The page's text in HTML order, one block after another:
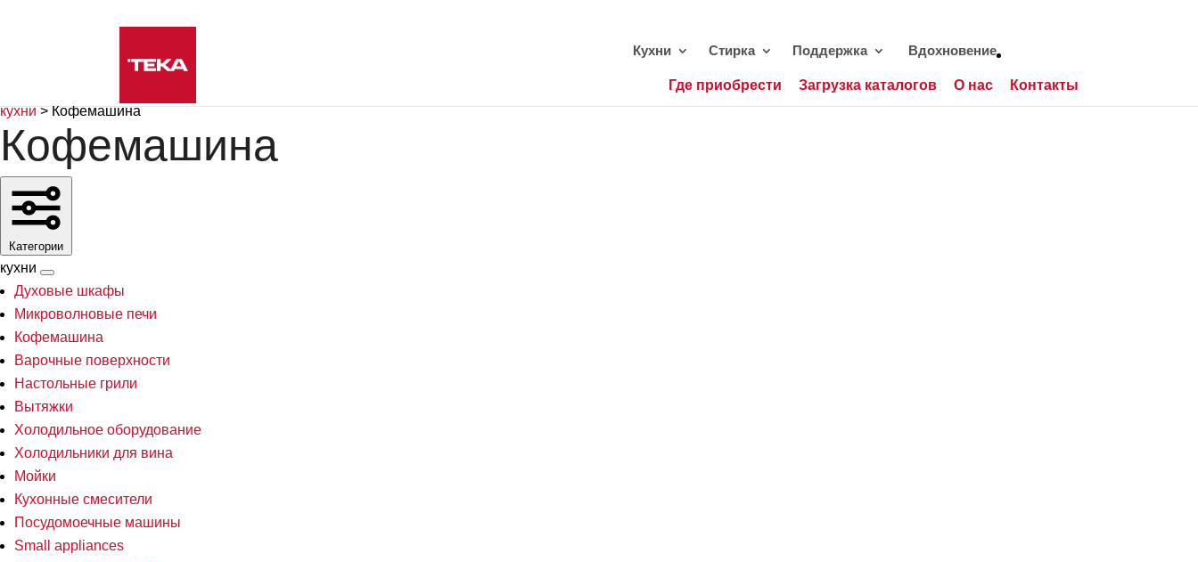
Кухни Стирка Поддержка Вдохновение
Где приобрести Загрузка каталогов О нас
Контакты
кухни >Кофемашина
Кофемашина
Категории
кухни
Духовые шкафы
Микроволновые печи
Кофемашина
Варочные поверхности
Настольные грили
Вытяжки
Холодильное оборудование
Холодильники для вина
Мойки
Кухонные смесители
Посудомоечные машины
Small appliances